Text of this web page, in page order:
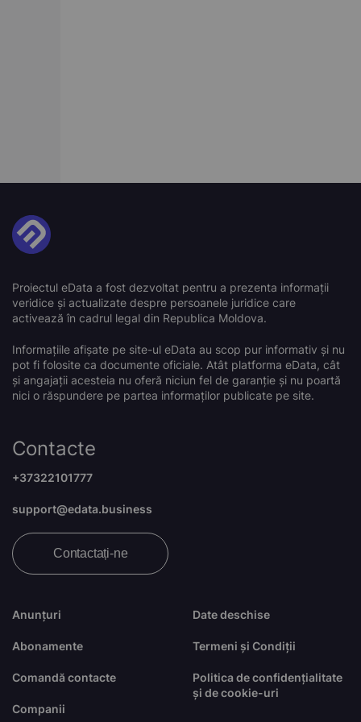
Proiectul eData a fost dezvoltat pentru a prezenta informații
veridice și actualizate despre persoanele juridice care
activează în cadrul legal din Republica Moldova.
Informațiile afișate pe site-ul eData au scop pur informativ și nu
pot fi folosite ca documente oficiale. Atât platforma eData, cât
și angajații acesteia nu oferă niciun fel de garanție și nu poartă
nici o răspundere pe partea informaților publicate pe site.
Anunțuri
Abonamente
Comandă contacte
Companii
Date deschise
Termeni și Condiții
Politica de confidențialitate
și de cookie-uri
Contacte
+37322101777
support@edata.business
Contactați-ne